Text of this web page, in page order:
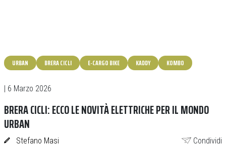
URBAN BRERA CICLI E-CARGO BIKE KADDY KOMBO
| 6 Marzo 2026
BRERA CICLI: ECCO LE NOVITÀ ELETTRICHE PER IL MONDO
URBAN
Stefano Masi Condividi